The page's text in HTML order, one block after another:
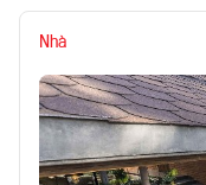
Nhà